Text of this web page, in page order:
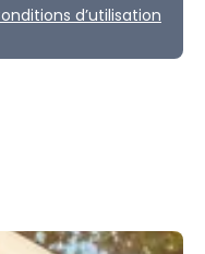
d’utilisation